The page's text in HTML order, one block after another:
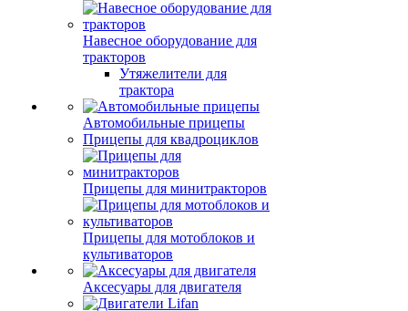
Навесное оборудование для
тракторов
Утяжелители для
трактора
Автомобильные прицепы
Прицепы для квадроциклов
Прицепы для минитракторов
Прицепы для мотоблоков и
культиваторов
Аксесуары для двигателя